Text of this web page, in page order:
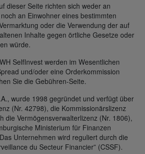
dieser Seite richten sich weder an
an Einwohner eines bestimmten
oder die Verwendung der auf
Inhalte gegen örtliche Gesetze oder
würde.
SelfInvest werden im Wesentlichen
und/oder eine Orderkommission
Sie die Gebühren-Seite.
wurde 1998 gegründet und verfügt über
(Nr. 42798), die Kommissionärslizenz
die Vermögensverwalterlizenz (Nr. 1806),
Ministerium für Finanzen
Unternehmen wird reguliert durch die
du Secteur Financier” (CSSF).